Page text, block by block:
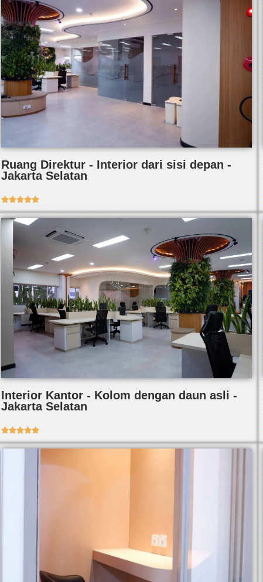
Ruang Direktur - Interior dari sisi depan -
Jakarta Selatan

Interior Kantor - Kolom dengan daun asli -
Jakarta Selatan
